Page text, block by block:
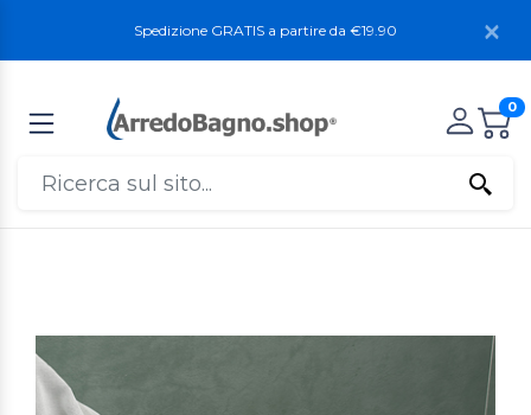
Spedizione GRATIS a partire da €19.90
0